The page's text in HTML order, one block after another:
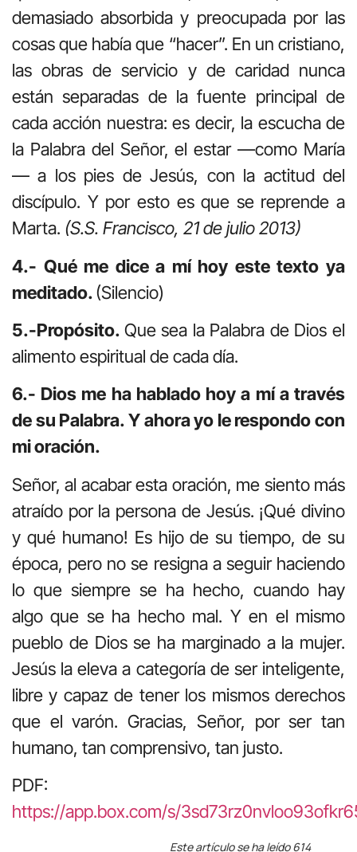
demasiado absorbida y preocupada por las
cosas que había que “hacer”. En un cristiano,
las obras de servicio y de caridad nunca
están separadas de la fuente principal de
cada acción nuestra: es decir, la escucha de
la Palabra del Señor, el estar —como María
— a los pies de Jesús, con la actitud del
discípulo. Y por esto es que se reprende a
Marta. (S.S. Francisco, 21 de julio 2013)
4.- Qué me dice a mí hoy este texto ya
meditado.(Silencio)
5.-Propósito. Que sea la Palabra de Dios el
alimento espiritual de cada día.
6.- Dios me ha hablado hoy a mí a través
de su Palabra. Y ahora yo le respondo con
mi oración.
Señor, al acabar esta oración, me siento más
atraído por la persona de Jesús. ¡Qué divino
y qué humano! Es hijo de su tiempo, de su
época, pero no se resigna a seguir haciendo
lo que siempre se ha hecho, cuando hay
algo que se ha hecho mal. Y en el mismo
pueblo de Dios se ha marginado a la mujer.
Jesús la eleva a categoría de ser inteligente,
libre y capaz de tener los mismos derechos
que el varón. Gracias, Señor, por ser tan
humano, tan comprensivo, tan justo.
PDF:
https://app.box.com/s/
Este artículo se ha leído 614